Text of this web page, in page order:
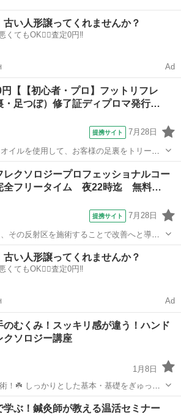
古い人形譲ってくれませんか？
くてもOK🙆‍♀️査定0円‼️
Ad
【【初心者・プロ】フットリフレ
・足つぼ）修了証ディプロマ発行…
提携サイト 7月28日
イルを使用して、お客様の足裏をトリート
がらご自宅でレッスンが受けられます。シ
の反射区及びオープニング、エンディング等
づつで30...
レクソロジー
レクソロジープロフェッショナルコー
全フリータイム 夜22時迄 無料…
提携サイト 7月28日
その反射区を施術することで改善へと導く
』に！癒しの業界でも根強い人気のリフレ
もちろん！自己メンテナンスにも人気のコ
もに初心者には...
レクソロジー
古い人形譲ってくれませんか？
くてもOK🙆‍♀️査定0円‼️
Ad
のむくみ！スッキリ感が違う！ハンド
クソロジー講座
1月8日
！☘️ しっかりとした基本・基礎をぎゅっと
の情報量でお伝えさせて頂きます。 ⁡ こんに
いだ瞬間ホッとした経験や 痛みを手でさすっ
駅 リフレクソロジー ハンド
学ぶ！鍼灸師が教える温活セミナー